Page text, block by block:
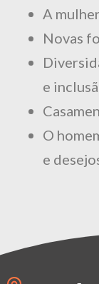
A
Novas
e
O
e